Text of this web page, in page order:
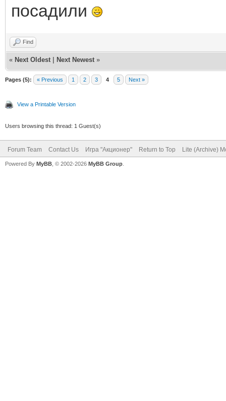
посадили
Find
« Next Oldest Next Newest »
Pages (5): « Previous 1 2 3 4 5 Next »
View a Printable Version
Users browsing this thread: 1 Guest(s)
Forum Team Contact Us Игра "Акционер" Return to Top Lite (Archive)
Powered By MyBB , © 2002-2026 MyBB Group